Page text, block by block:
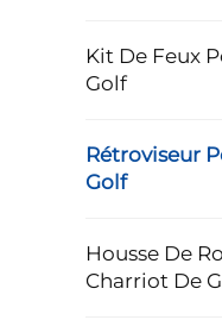
Kit De Feux
Golf
Rétroviseur
Golf
Housse De
Charriot De